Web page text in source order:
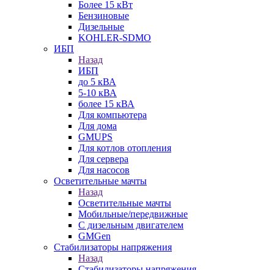
Более 15 кВт
Бензиновые
Дизельные
KOHLER-SDMO
ИБП
Назад
ИБП
до 5 кВА
5-10 кВА
более 15 кВА
Для компьютера
Для дома
GMUPS
Для котлов отопления
Для сервера
Для насосов
Осветительные мачты
Назад
Осветительные мачты
Мобильные/передвижные
С дизельным двигателем
GMGen
Стабилизаторы напряжения
Назад